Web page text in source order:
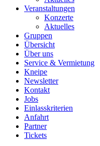
Veranstaltungen
Konzerte
Aktuelles
Gruppen
Übersicht
Über uns
Service & Vermietung
Kneipe
Newsletter
Kontakt
Jobs
Einlasskriterien
Anfahrt
Partner
Tickets